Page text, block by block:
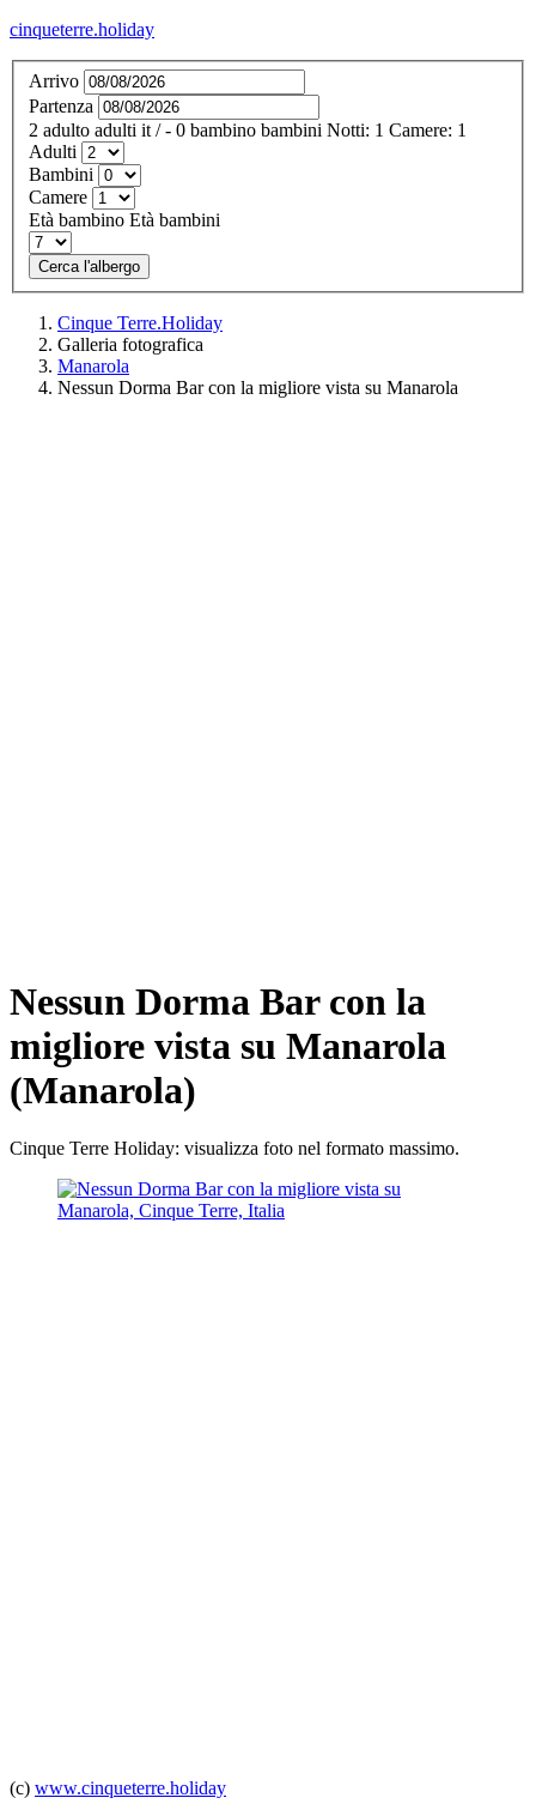
cinqueterre.holiday
Arrivo
Partenza
2 adulto adulti it / - 0 bambino bambini Notti: 1 Camere: 1
Adulti
Bambini
Camere
Età bambino Età bambini
Cerca l'albergo
Cinque Terre.Holiday
Galleria fotografica
Manarola
Nessun Dorma Bar con la migliore vista su Manarola
Nessun Dorma Bar con la
migliore vista su Manarola
(Manarola)
Cinque Terre Holiday: visualizza foto nel formato massimo.
(c) www.cinqueterre.holiday